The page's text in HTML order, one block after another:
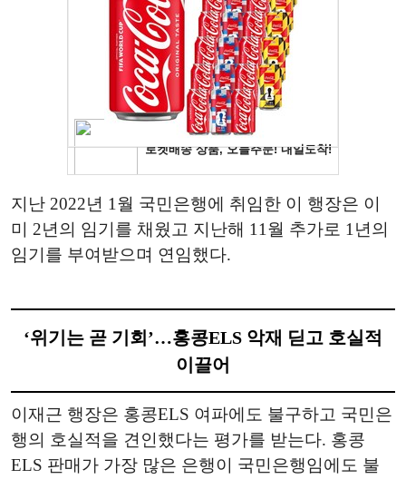
지난 2022년 1월 국민은행에 취임한 이 행장은 이
미 2년의 임기를 채웠고 지난해 11월 추가로 1년의
임기를 부여받으며 연임했다.
‘위기는 곧 기회’…홍콩ELS 악재 딛고 호실적
이끌어
이재근 행장은 홍콩ELS 여파에도 불구하고 국민은
행의 호실적을 견인했다는 평가를 받는다. 홍콩
ELS 판매가 가장 많은 은행이 국민은행임에도 불